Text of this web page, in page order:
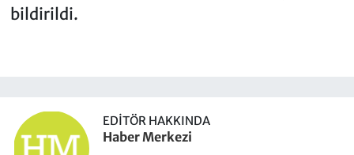
bildirildi.
EDITÖR HAKKINDA
Haber Merkezi